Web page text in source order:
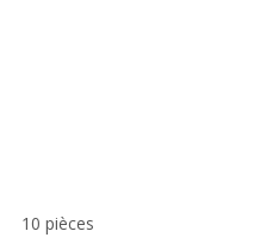
10 pièces